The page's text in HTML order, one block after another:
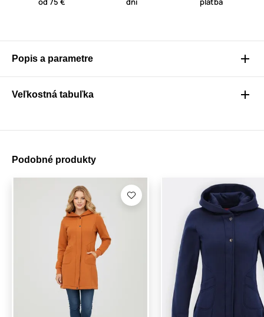
Popis a parametre
Veľkostná tabuľka
Podobné produkty